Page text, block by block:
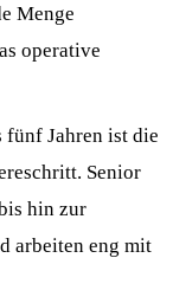
Menge
operative
fünf Jahren ist die
Senior
hin zur
arbeiten eng mit